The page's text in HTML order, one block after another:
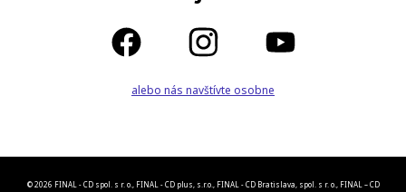
alebo nás navštívte osobne
© 2026 FINAL - CD spol. s r. o., FINAL - CD plus, s.r.o., FINAL - CD Bratislava, spol. s r. o., FINAL – CD